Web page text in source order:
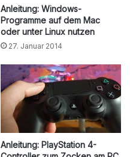
Anleitung: Windows-
Programme auf dem Mac
oder unter Linux nutzen
27. Januar 2014
Anleitung: PlayStation 4-